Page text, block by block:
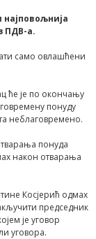
најповољнија
ПДВ-а.
само овлашћени
ће је по окончању
понуду
неблаговремено.
понуда
након отварања
Косјерић одмах
председник
је уговор
уговора.